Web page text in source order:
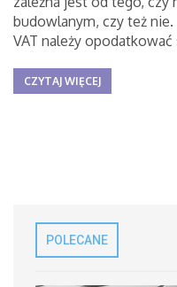
budowlanym, czy też
VAT należy opodatkować
CZYTAJ WIĘCEJ
POLECANE